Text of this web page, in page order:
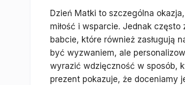
Dzień Matki to szczególna
miłość i wsparcie. Jednak
babcie, które również zasługują
być wyzwaniem, ale
wyrazić wdzięczność w sposób,
prezent pokazuje, że doceniamy